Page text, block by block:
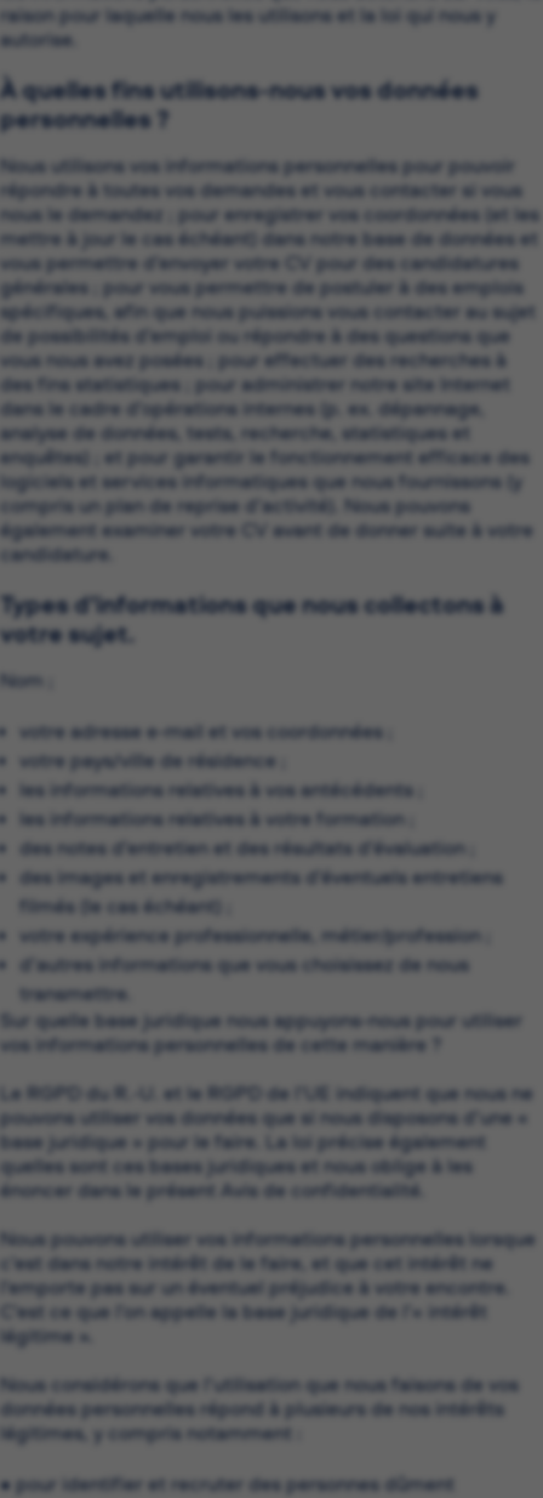
raison pour laquelle nous les utilisons et la loi qui nous y
autorise.
À quelles fins utilisons-nous vos données
personnelles ?
Nous utilisons vos informations personnelles pour pouvoir
répondre à toutes vos demandes et vous contacter si vous
nous le demandez ; pour enregistrer vos coordonnées (et les
mettre à jour le cas échéant) dans notre base de données et
vous permettre d’envoyer votre CV pour des candidatures
générales ; pour vous permettre de postuler à des emplois
spécifiques, afin que nous puissions vous contacter au sujet
de possibilités d’emploi ou répondre à des questions que
vous nous avez posées ; pour effectuer des recherches à
des fins statistiques ; pour administrer notre site Internet
dans le cadre d’opérations internes (p. ex. dépannage,
analyse de données, tests, recherche, statistiques et
enquêtes) ; et pour garantir le fonctionnement efficace des
logiciels et services informatiques que nous fournissons (y
compris un plan de reprise d’activité). Nous pouvons
également examiner votre CV avant de donner suite à votre
candidature.
Types d’informations que nous collectons à
votre sujet.
Nom ;
votre adresse e-mail et vos coordonnées ;
votre pays/ville de résidence ;
les informations relatives à vos antécédents ;
les informations relatives à votre formation ;
des notes d’entretien et des résultats d’évaluation ;
des images et enregistrements d’éventuels entretiens
filmés (le cas échéant) ;
votre expérience professionnelle, métier/profession ;
d’autres informations que vous choisissez de nous
transmettre.
Sur quelle base juridique nous appuyons-nous pour utiliser
vos informations personnelles de cette manière ?
Le RGPD du R.-U. et le RGPD de l’UE indiquent que nous ne
pouvons utiliser vos données que si nous disposons d’une «
base juridique » pour le faire. La loi précise également
quelles sont ces bases juridiques et nous oblige à les
énoncer dans le présent Avis de confidentialité.
Nous pouvons utiliser vos informations personnelles lorsque
c’est dans notre intérêt de le faire, et que cet intérêt ne
l’emporte pas sur un éventuel préjudice à votre encontre.
C’est ce que l’on appelle la base juridique de l’« intérêt
légitime ».
Nous considérons que l’utilisation que nous faisons de vos
données personnelles répond à plusieurs de nos intérêts
légitimes, y compris notamment :
• pour identifier et recruter des personnes dûment